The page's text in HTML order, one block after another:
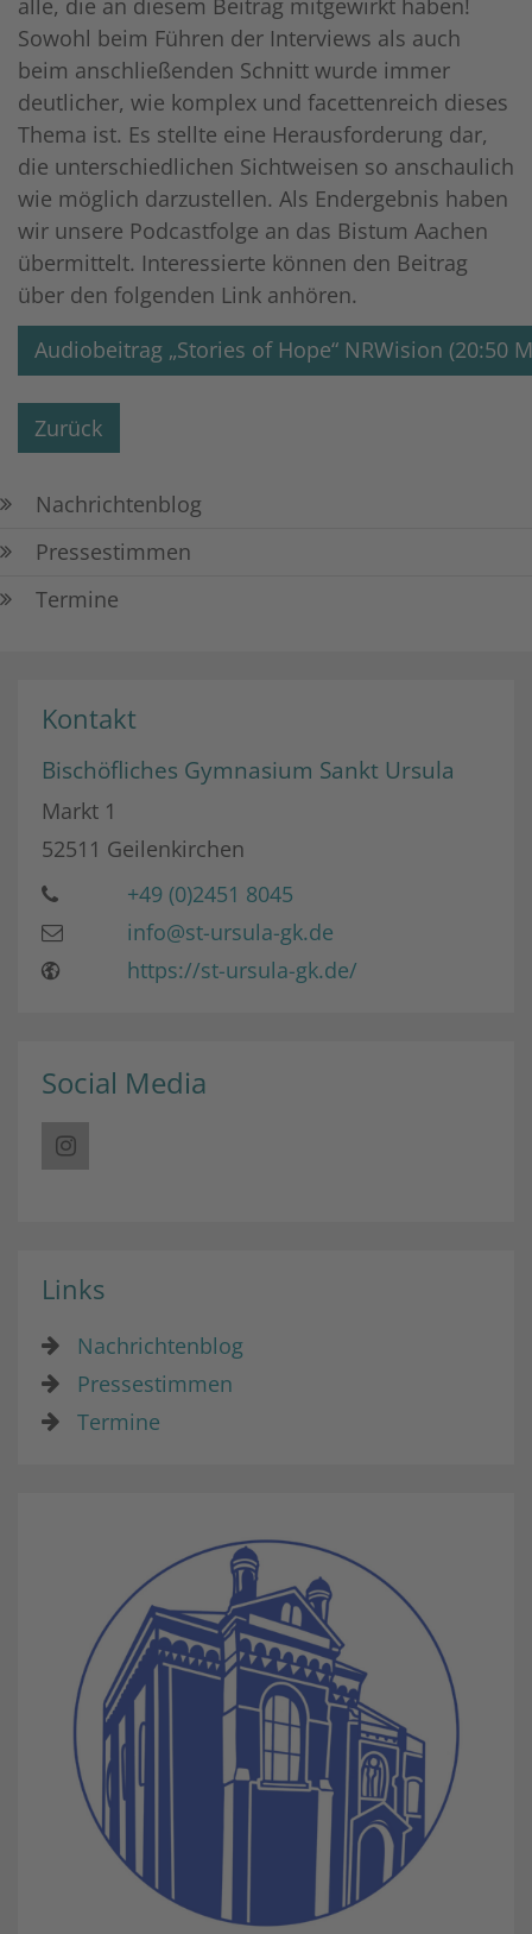
alle, die an diesem Beitrag mitgewirkt haben!
Sowohl beim Führen der Interviews als auch
beim anschließenden Schnitt wurde immer
deutlicher, wie komplex und facettenreich dieses
Thema ist. Es stellte eine Herausforderung dar,
die unterschiedlichen Sichtweisen so anschaulich
wie möglich darzustellen. Als Endergebnis haben
wir unsere Podcastfolge an das Bistum Aachen
übermittelt. Interessierte können den Beitrag
über den folgenden Link anhören.
Audiobeitrag „Stories of Hope“ NRWision (20:50
Zurück
Nachrichtenblog
Pressestimmen
Termine
Kontakt
Bischöfliches Gymnasium Sankt Ursula
Markt 1
52511 Geilenkirchen
+49 (0)2451 8045
info@st-ursula-gk.de
https://st-ursula-gk.de/
Social Media
Links
Nachrichtenblog
Pressestimmen
Termine